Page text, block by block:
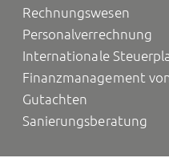
Rechnungswesen
Personalverrechnung
Internationale
Finanzmanagement
Gutachten
Sanierungsberatung